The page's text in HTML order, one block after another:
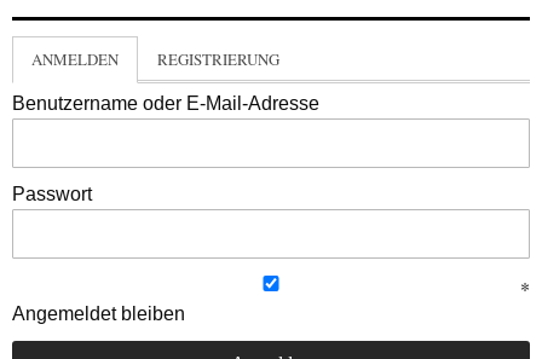
ANMELDEN REGISTRIERUNG
Benutzername oder E-Mail-Adresse
Passwort
Angemeldet bleiben